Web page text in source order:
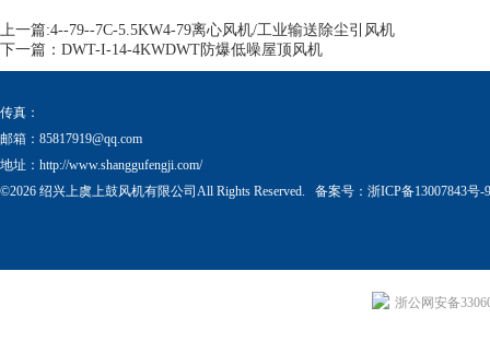
上一篇:4--79--7C-5.5KW4-79离心风机/工业输送除尘引风机
下一篇： DWT-I-14-4KWDWT防爆低噪屋顶风机
传真：
邮箱： 85817919@qq.com
地址：http://www.shanggufengji.com/
©2026 绍兴上虞上鼓风机有限公司All Rights Reserved. 备案号： 浙ICP备13007843号-9
浙公网安备